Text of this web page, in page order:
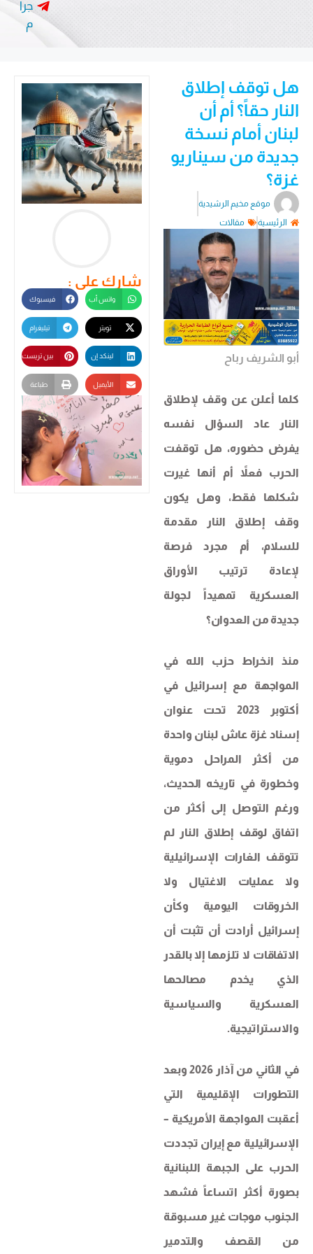
جرا
م
هل توقف إطلاق
النار حقاً؟ أم أن
لبنان أمام نسخة
جديدة من سيناريو
غزة؟
موقع مخيم الرشيدية
الرئيسية
مقالات
أبو الشريف رباح
كلما أعلن عن وقف لإطلاق
النار عاد السؤال نفسه
يفرض حضوره، هل توقفت
الحرب فعلاً أم أنها غيرت
شكلها فقط، وهل يكون
وقف إطلاق النار مقدمة
للسلام، أم مجرد فرصة
لإعادة ترتيب الأوراق
العسكرية تمهيداً لجولة
جديدة من العدوان؟
منذ انخراط حزب الله في
المواجهة مع إسرائيل في
أكتوبر 2023 تحت عنوان
إسناد غزة عاش لبنان واحدة
من أكثر المراحل دموية
وخطورة في تاريخه الحديث،
ورغم التوصل إلى أكثر من
اتفاق لوقف إطلاق النار لم
تتوقف الغارات الإسرائيلية
ولا عمليات الاغتيال ولا
الخروقات اليومية وكأن
إسرائيل أرادت أن تثبت أن
الاتفاقات لا تلزمها إلا بالقدر
الذي يخدم مصالحها
العسكرية والسياسية
والاستراتيجية.
في الثاني من آذار 2026 وبعد
التطورات الإقليمية التي
أعقبت المواجهة الأمريكية –
الإسرائيلية مع إيران تجددت
الحرب على الجبهة اللبنانية
بصورة أكثر اتساعاً فشهد
الجنوب موجات غير مسبوقة
من القصف والتدمير
شارك على :
واتس أب فيسبوك
تيليغرام
لينكد إن بين تريست
الأيميل طباعة